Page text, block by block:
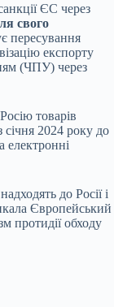
ЄС через
свого
пересування
експорту
(ЧПУ) через
товарів
2024 року до
електронні
до Росії і
Європейський
протидії обходу